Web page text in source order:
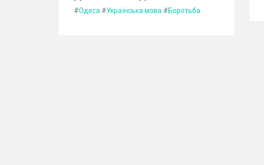
#Одеса #Українська мова #Боротьба